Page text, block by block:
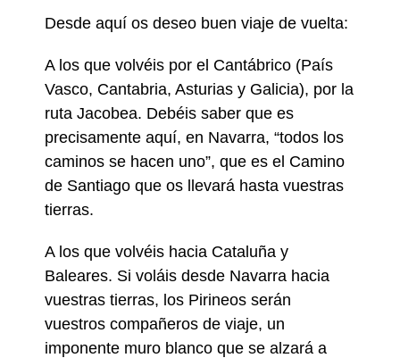
Desde aquí os deseo buen viaje de vuelta:
A los que volvéis por el Cantábrico (País
Vasco, Cantabria, Asturias y Galicia), por la
ruta Jacobea. Debéis saber que es
precisamente aquí, en Navarra, “todos los
caminos se hacen uno”, que es el Camino
de Santiago que os llevará hasta vuestras
tierras.
A los que volvéis hacia Cataluña y
Baleares. Si voláis desde Navarra hacia
vuestras tierras, los Pirineos serán
vuestros compañeros de viaje, un
imponente muro blanco que se alzará a